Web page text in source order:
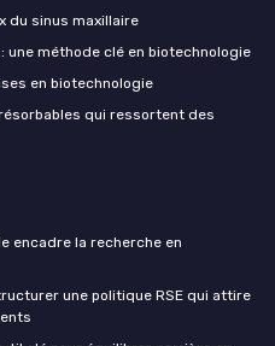
du sinus maxillaire
méthode clé en biotechnologie
en biotechnologie
qui ressortent des
encadre la recherche en
une politique RSE qui attire